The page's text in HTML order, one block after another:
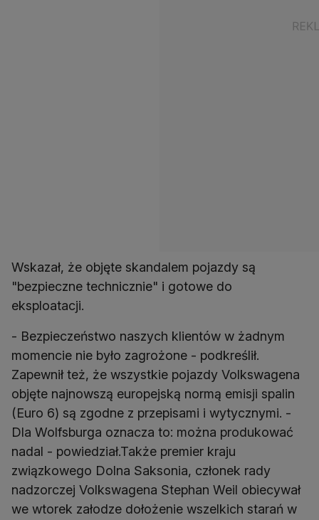
Wskazał, że objęte skandalem pojazdy są
"bezpieczne technicznie" i gotowe do
eksploatacji.
- Bezpieczeństwo naszych klientów w żadnym
momencie nie było zagrożone - podkreślił.
Zapewnił też, że wszystkie pojazdy Volkswagena
objęte najnowszą europejską normą emisji spalin
(Euro 6) są zgodne z przepisami i wytycznymi. -
Dla Wolfsburga oznacza to: można produkować
nadal - powiedział.Także premier kraju
związkowego Dolna Saksonia, członek rady
nadzorczej Volkswagena Stephan Weil obiecywał
we wtorek załodze dołożenie wszelkich starań w